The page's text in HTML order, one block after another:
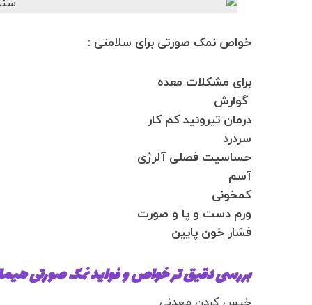
خواص نمک صورتی برای سلامتی :
برای مشکلات معده
گوارش
درمان تیروئید کم کار
سردرد
حساسیت فصلی آلرژی
آسم
کمخونی
ورم دست و پا و صورت
فشار خون پایین
بررسی دقیق تر خواص و فواید نمک صورتی